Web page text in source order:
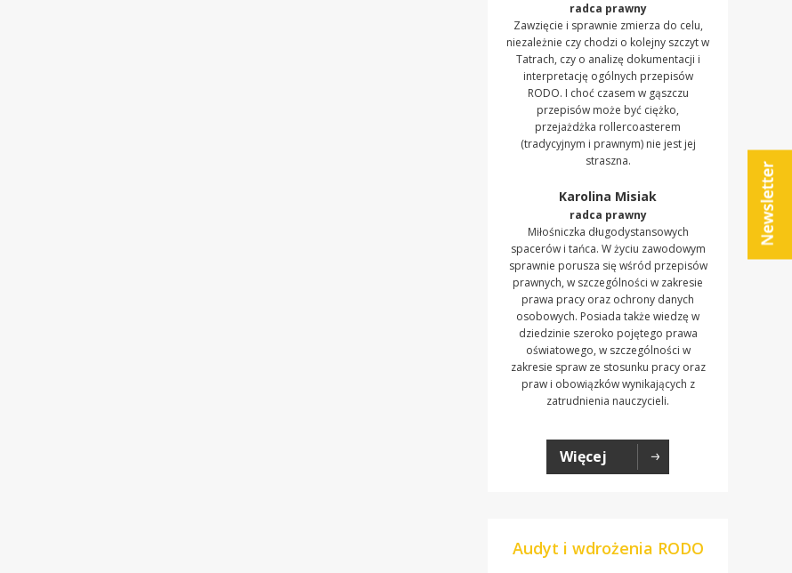
radca prawny
Zawzięcie i sprawnie zmierza do celu,
niezależnie czy chodzi o kolejny szczyt w
Tatrach, czy o analizę dokumentacji i
interpretację ogólnych przepisów
RODO. I choć czasem w gąszczu
przepisów może być ciężko,
przejażdżka rollercoasterem
(tradycyjnym i prawnym) nie jest jej
straszna.
Karolina Misiak
radca prawny
Miłośniczka długodystansowych
spacerów i tańca. W życiu zawodowym
sprawnie porusza się wśród przepisów
prawnych, w szczególności w zakresie
prawa pracy oraz ochrony danych
osobowych. Posiada także wiedzę w
dziedzinie szeroko pojętego prawa
oświatowego, w szczególności w
zakresie spraw ze stosunku pracy oraz
praw i obowiązków wynikających z
zatrudnienia nauczycieli.
Więcej
Audyt i wdrożenia RODO